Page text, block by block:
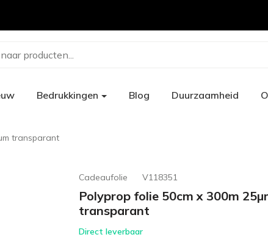
producten...
Bedrukkingen Blog Duurzaamheid
transparant
Cadeaufolie V118351
Polyprop folie 50cm x 300m
transparant
Direct leverbaar